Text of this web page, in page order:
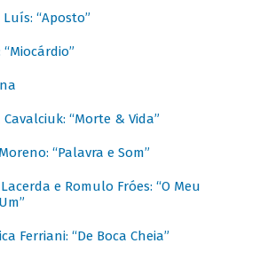
“Aposto”
“Miocárdio”
“Morte & Vida”
“Palavra e Som”
e Romulo Fróes: “O Meu
Ferriani: “De Boca Cheia”